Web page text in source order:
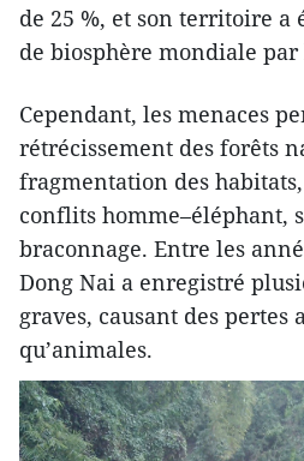
de 25 %, et son territoire a
de biosphère mondiale par
Cependant, les menaces
rétrécissement des forêts
fragmentation des
conflits homme–éléphant,
braconnage. Entre les
Dong Nai a enregistré
graves, causant des pertes
qu’animales.